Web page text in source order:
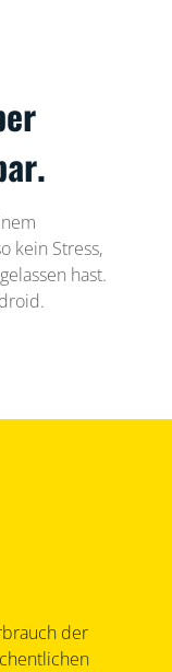
kein Stress,
hast.
der